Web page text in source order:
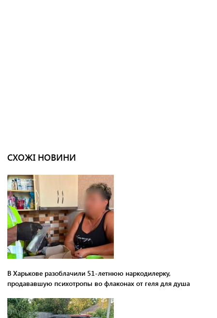
СХОЖІ НОВИНИ
В Харькове разоблачили 51-летнюю наркодилерку,
продававшую психотропы во флаконах от геля для душа